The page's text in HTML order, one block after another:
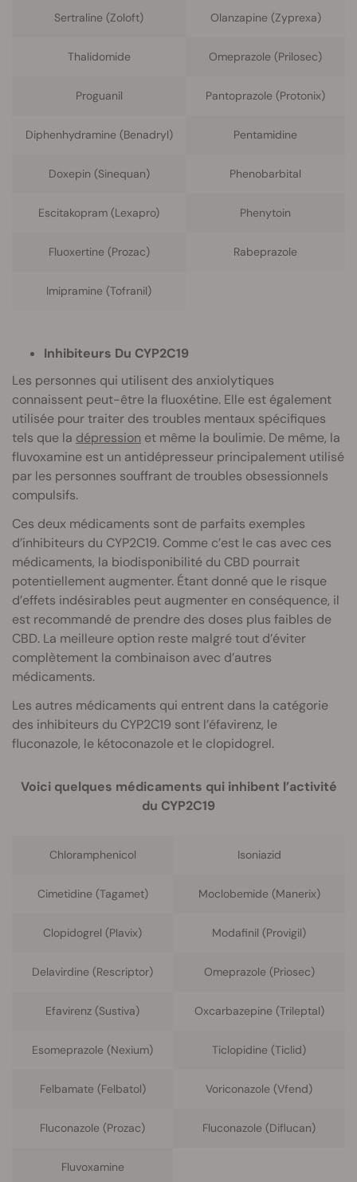
Sertraline (Zoloft) Olanzapine (Zyprexa)
Thalidomide Omeprazole (Prilosec)
Proguanil Pantoprazole (Protonix)
Diphenhydramine (Benadryl) Pentamidine
Doxepin (Sinequan) Phenobarbital
Escitakopram (Lexapro) Phenytoin
Fluoxertine (Prozac) Rabeprazole
Imipramine (Tofranil)
Inhibiteurs Du CYP2C19
Les personnes qui utilisent des anxiolytiques
connaissent peut-être la fluoxétine. Elle est également
utilisée pour traiter des troubles mentaux spécifiques
tels que la dépression et même la boulimie. De même, la
fluvoxamine est un antidépresseur principalement utilisé
par les personnes souffrant de troubles obsessionnels
compulsifs.
Ces deux médicaments sont de parfaits exemples
d’inhibiteurs du CYP2C19. Comme c’est le cas avec ces
médicaments, la biodisponibilité du CBD pourrait
potentiellement augmenter. Étant donné que le risque
d’effets indésirables peut augmenter en conséquence, il
est recommandé de prendre des doses plus faibles de
CBD. La meilleure option reste malgré tout d’éviter
complètement la combinaison avec d’autres
médicaments.
Les autres médicaments qui entrent dans la catégorie
des inhibiteurs du CYP2C19 sont l’éfavirenz, le
fluconazole, le kétoconazole et le clopidogrel.
Voici quelques médicaments qui inhibent l’activité
du CYP2C19
Chloramphenicol Isoniazid
Cimetidine (Tagamet) Moclobemide (Manerix)
Clopidogrel (Plavix) Modafinil (Provigil)
Delavirdine (Rescriptor) Omeprazole (Priosec)
Efavirenz (Sustiva) Oxcarbazepine (Trileptal)
Esomeprazole (Nexium) Ticlopidine (Ticlid)
Felbamate (Felbatol) Voriconazole (Vfend)
Fluconazole (Prozac) Fluconazole (Diflucan)
Fluvoxamine